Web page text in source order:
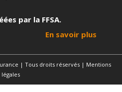
par la FFSA.
En savoir plus
| Tous droits réservés | Mentions
légales